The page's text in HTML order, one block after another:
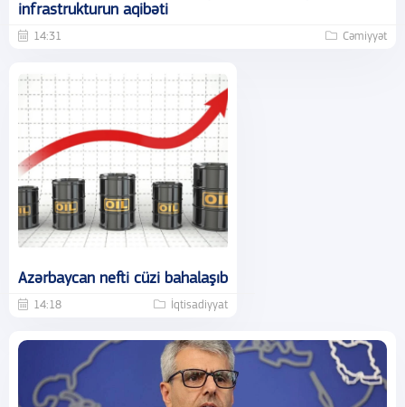
infrastrukturun aqibəti
14:31 Cəmiyyət
Azərbaycan nefti cüzi bahalaşıb
14:18 İqtisadiyyat